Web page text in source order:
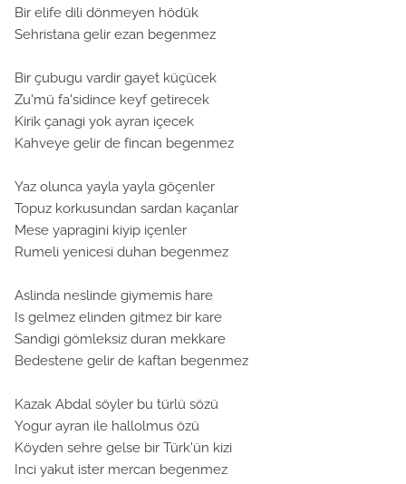
Bir elife dili dönmeyen hödük
Sehristana gelir ezan begenmez
Bir çubugu vardir gayet küçücek
Zu'mü fa'sidince keyf getirecek
Kirik çanagi yok ayran içecek
Kahveye gelir de fincan begenmez
Yaz olunca yayla yayla göçenler
Topuz korkusundan sardan kaçanlar
Mese yapragini kiyip içenler
Rumeli yenicesi duhan begenmez
Aslinda neslinde giymemis hare
Is gelmez elinden gitmez bir kare
Sandigi gömleksiz duran mekkare
Bedestene gelir de kaftan begenmez
Kazak Abdal söyler bu türlü sözü
Yogur ayran ile hallolmus özü
Köyden sehre gelse bir Türk'ün kizi
Inci yakut ister mercan begenmez